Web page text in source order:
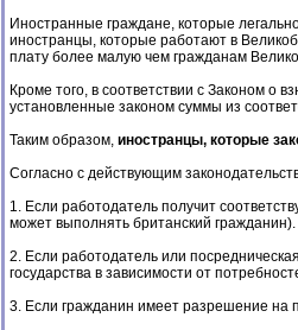
Иностранные граждане, которые
иностранцы, которые работают в
плату более малую чем гражданам
Кроме того, в соответствии с Законом о
установленные законом суммы из
Таким образом, иностранцы, которые
Согласно с действующим
1. Если работодатель получит
может выполнять британский гражданин).
2. Если работодатель или
государства в зависимости от
3. Если гражданин имеет разрешение на